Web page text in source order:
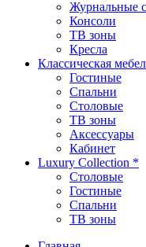
Журнальные
Консоли
ТВ зоны
Кресла
Классическая
Гостиные
Спальни
Столовые
TВ зоны
Аксессуары
Кабинет
Luxury Collection *
Столовые
Гостиные
Спальни
TB зоны